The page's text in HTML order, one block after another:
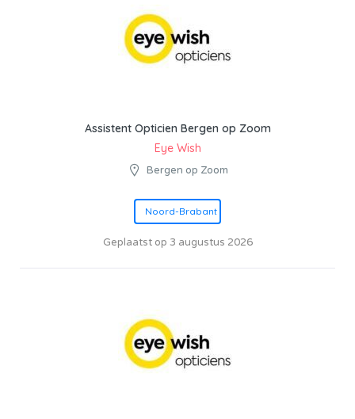
Assistent Opticien Bergen op Zoom
Eye Wish
Bergen op Zoom
Noord-Brabant
Geplaatst op 3 augustus 2026